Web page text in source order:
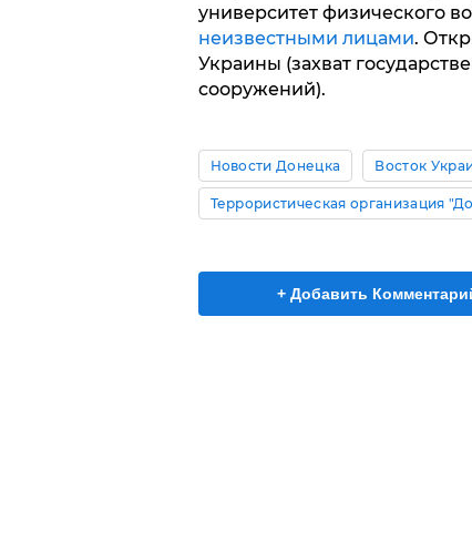
университет физического
неизвестными лицами.
Украины (захват
сооружений).
Новости Донецка Восток
Террористическая организация
+ Добавить